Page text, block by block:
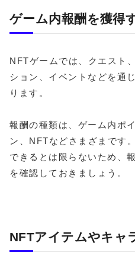
ゲーム内報酬を獲得
NFTゲームでは、クエスト
ション、イベントなどを通
ります。
報酬の種類は、ゲーム内ポ
ン、NFTなどさまざまです
できるとは限らないため、
を確認しておきましょう。
NFTアイテムやキャ